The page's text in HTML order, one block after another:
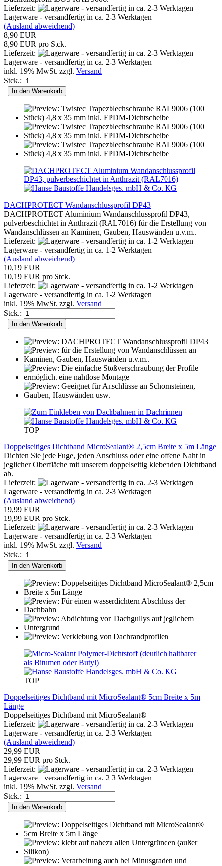
Lieferzeit:
Lagerware - versandfertig in ca. 2-3 Werktagen
(Ausland abweichend)
8,90 EUR
8,90 EUR pro Stck.
Lieferzeit:
Lagerware - versandfertig in ca. 2-3 Werktagen
inkl. 19% MwSt. zzgl. Versand
Stck.:
In den Warenkorb
DACHPROTECT Wandanschlussprofil DP43
DACHPROTECT Aluminium Wandanschlussprofil DP43,
pulverbeschichtet in Anthrazit (RAL7016) für die Erstellung von
Wandanschlüssen an Kaminen, Gauben, Hauswänden u.v.m..
Lieferzeit:
Lagerware - versandfertig in ca. 1-2 Werktagen
(Ausland abweichend)
10,19 EUR
10,19 EUR pro Stck.
Lieferzeit:
Lagerware - versandfertig in ca. 1-2 Werktagen
inkl. 19% MwSt. zzgl. Versand
Stck.:
In den Warenkorb
TOP
Doppelseitiges Dichtband MicroSealant® 2,5cm Breite x 5m Länge
Dichten Sie jede Fuge, jeden Anschluss oder eine offene Naht in
jeglicher Oberfläche mit unserem doppelseitig klebenden Dichtband
ab.
Lieferzeit:
Lagerware - versandfertig in ca. 2-3 Werktagen
(Ausland abweichend)
19,99 EUR
19,99 EUR pro Stck.
Lieferzeit:
Lagerware - versandfertig in ca. 2-3 Werktagen
inkl. 19% MwSt. zzgl. Versand
Stck.:
In den Warenkorb
TOP
Doppelseitiges Dichtband mit MicroSealant® 5cm Breite x 5m
Länge
Doppelseitiges Dichtband mit MicroSealant®
Lieferzeit:
Lagerware - versandfertig in ca. 2-3 Werktagen
(Ausland abweichend)
29,99 EUR
29,99 EUR pro Stck.
Lieferzeit:
Lagerware - versandfertig in ca. 2-3 Werktagen
inkl. 19% MwSt. zzgl. Versand
Stck.:
In den Warenkorb